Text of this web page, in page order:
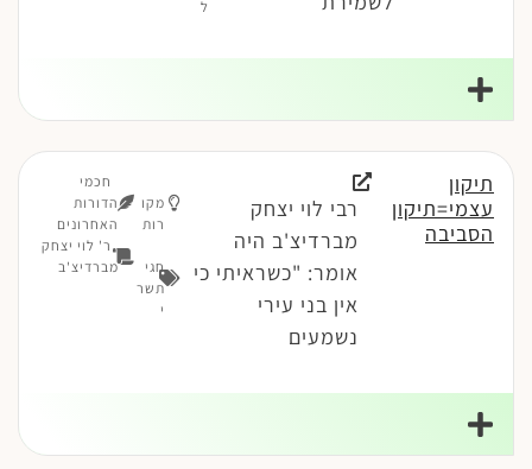
ל
תיקון
עצמי=תיקון
הסביבה
רבי לוי יצחק
מברדיצ'ב היה
אומר: "כשראיתי כי
אין בני עירי
נשמעים
מקו
רות
חגי
תשר
י
חכמי
הדורות
האחרונים
ר' לוי יצחק
מברדיצ'ב